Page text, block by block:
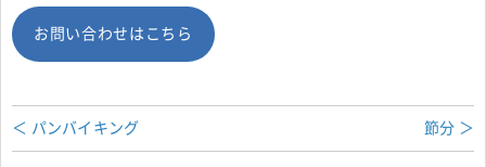
お問い合わせはこちら
節分 ＞
＜ パンバイキング